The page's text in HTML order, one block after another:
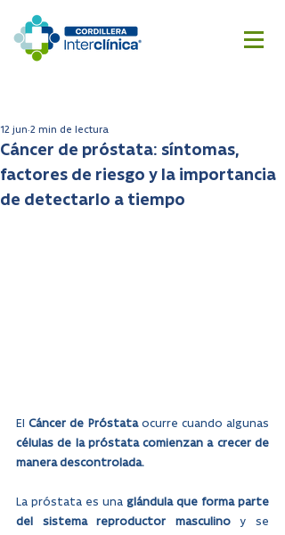
Cáncer de próstata: síntomas,
factores de riesgo y la importancia
de detectarlo a tiempo
12 jun 2 min de lectura
El Cáncer de Próstata
células de la próstata comienzan a crecer de
manera descontrolada.
La próstata es una glándula que forma parte
del sistema reproductor masculino y se